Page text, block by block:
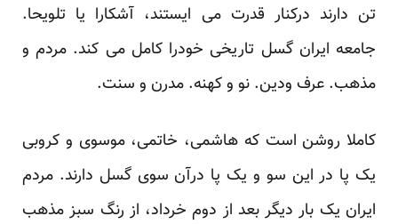
تن دارند درکنار قدرت می ایستند، آشکارا یا تلویحا.
جامعه ایران گسل تاریخی خودرا کامل می کند. مردم و
مذهب. عرف ودین. نو و کهنه. مدرن و سنت.
کاملا روشن است که هاشمی، خاتمی، موسوی و کروبی
یک پا در این سو و یک پا درآن سوی گسل دارند. مردم
ایران یک بار دیگر بعد از دوم خرداد، از رنگ سبز مذهب